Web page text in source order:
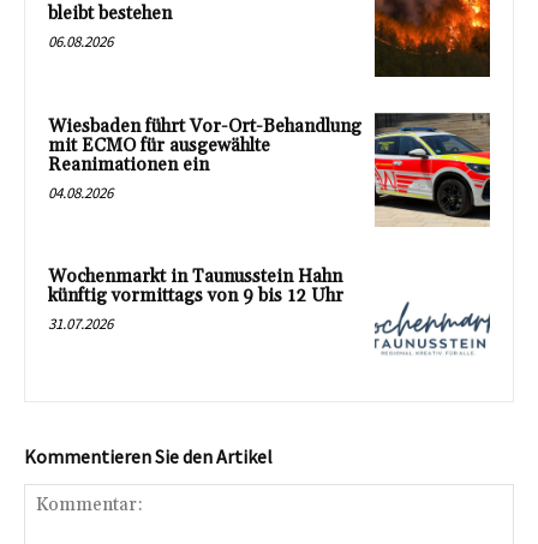
bleibt bestehen
06.08.2026
Wiesbaden führt Vor-Ort-Behandlung
mit ECMO für ausgewählte
Reanimationen ein
04.08.2026
Wochenmarkt in Taunusstein Hahn
künftig vormittags von 9 bis 12 Uhr
31.07.2026
Kommentieren Sie den Artikel